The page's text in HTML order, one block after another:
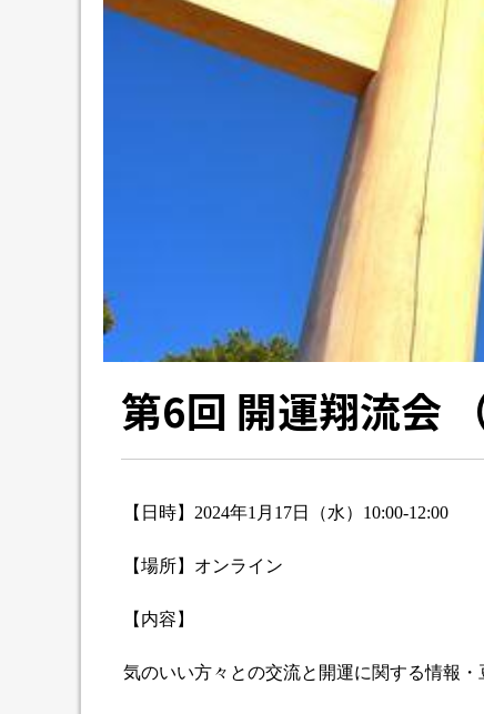
第6回 開運翔流会
【日時】 2024年1月17日（水） 10:00-12:00
【場所】オンライン
【内容】
気のいい方々との交流と開運に関する情報・